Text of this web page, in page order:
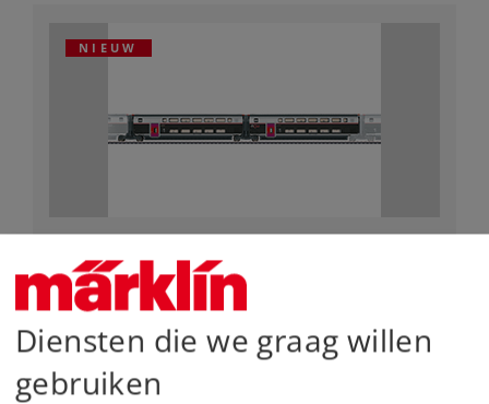
NIEUW
Uitbreidingsset 1 voor de TGV INOUI
259,00 €
Nog niet leverbaar.
Diensten die we graag willen
gebruiken